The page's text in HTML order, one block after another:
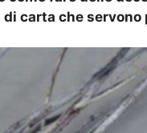
carta che servono